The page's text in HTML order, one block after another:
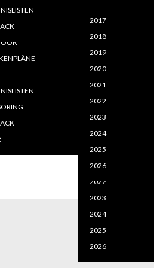
2021
2022
2023
2024
2021
2022
2025
2026
EVENTGELÄNDE
2017
2018
2019
2020
2021
2022
2023
2024
2025
2026
2024
2026
2017
2018
2019
2020
2021
2022
2023
2024
2025
2026
zu Monat